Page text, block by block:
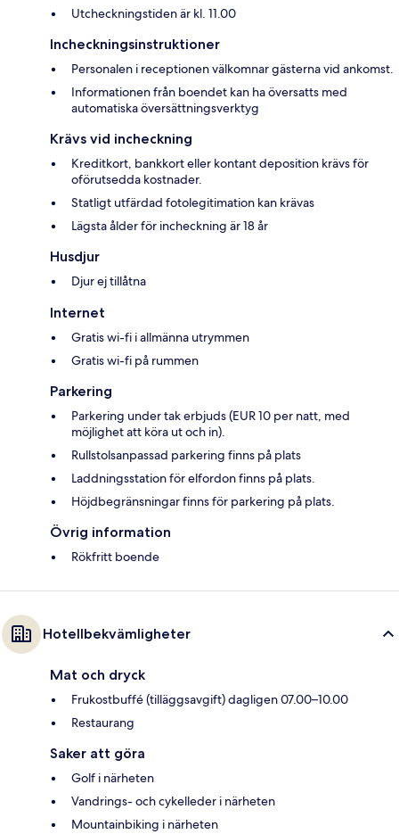
Utcheckningstiden är kl. 11.00
Incheckningsinstruktioner
Personalen i receptionen välkomnar gästerna vid ankomst.
Informationen från boendet kan ha översatts med
automatiska översättningsverktyg
Krävs vid incheckning
Kreditkort, bankkort eller kontant deposition krävs för
oförutsedda kostnader.
Statligt utfärdad fotolegitimation kan krävas
Lägsta ålder för incheckning är 18 år
Husdjur
Djur ej tillåtna
Internet
Gratis wi-fi i allmänna utrymmen
Gratis wi-fi på rummen
Parkering
Parkering under tak erbjuds (EUR 10 per natt, med
möjlighet att köra ut och in).
Rullstolsanpassad parkering finns på plats
Laddningsstation för elfordon finns på plats.
Höjdbegränsningar finns för parkering på plats.
Övrig information
Rökfritt boende
Hotellbekvämligheter
Mat och dryck
Frukostbuffé (tilläggsavgift) dagligen 07.00–10.00
Restaurang
Saker att göra
Golf i närheten
Vandrings- och cykelleder i närheten
Mountainbiking i närheten